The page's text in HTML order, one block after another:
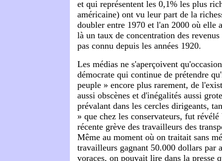
et qui représentent les 0,1% les plus
américaine) ont vu leur part de la
doubler entre 1970 et l'an 2000 où elle
là un taux de concentration des
pas connu depuis les années 1920.
Les médias ne s'aperçoivent
démocrate qui continue de prétendre
peuple » encore plus rarement, de
aussi obscènes et d'inégalités aussi
prévalant dans les cercles dirigeants,
» que chez les conservateurs, fut
récente grève des travailleurs des
Même au moment où on traitait sans
travailleurs gagnant 50.000 dollars par
voraces, on pouvait lire dans la presse